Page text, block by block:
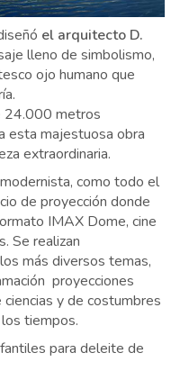
el arquitecto D.
lleno de simbolismo,
ojo humano que
24.000 metros
esta majestuosa obra
extraordinaria.
como todo el
de proyección donde
IMAX Dome, cine
Se realizan
más diversos temas,
proyecciones
y de costumbres
tiempos.
para deleite de